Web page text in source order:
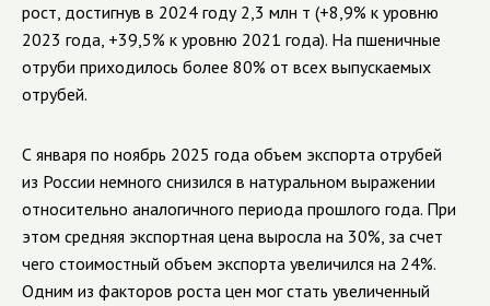
рост, достигнув в 2024 году 2,3 млн т (+8,9% к уровню
2023 года, +39,5% к уровню 2021 года). На пшеничные
отруби приходилось более 80% от всех выпускаемых
отрубей.
С января по ноябрь 2025 года объем экспорта отрубей
из России немного снизился в натуральном выражении
относительно аналогичного периода прошлого года. При
этом средняя экспортная цена выросла на 30%, за счет
чего стоимостный объем экспорта увеличился на 24%.
Одним из факторов роста цен мог стать увеличенный